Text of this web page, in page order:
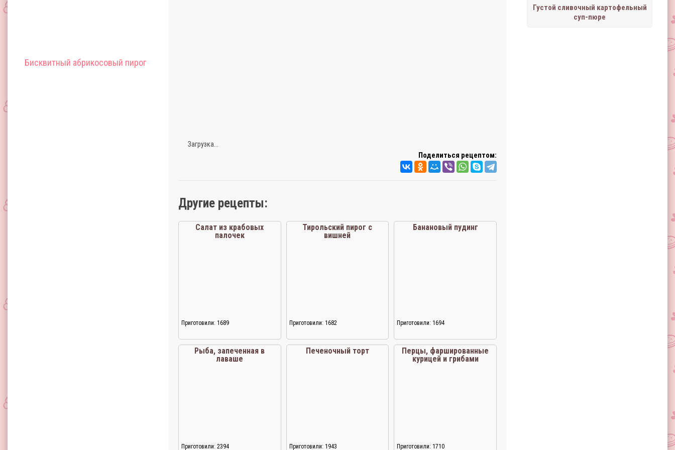
Бисквитный абрикосовый пирог
Густой сливочный картофельный
суп-пюре
Загрузка...
Поделиться рецептом:
Другие рецепты:
Салат из крабовых
палочек
Приготовили: 1689
Тирольский пирог с
вишней
Приготовили: 1682
Банановый пудинг
Приготовили: 1694
Рыба, запеченная в
лаваше
Приготовили: 2394
Печеночный торт
Приготовили: 1943
Перцы, фаршированные
курицей и грибами
Приготовили: 1710